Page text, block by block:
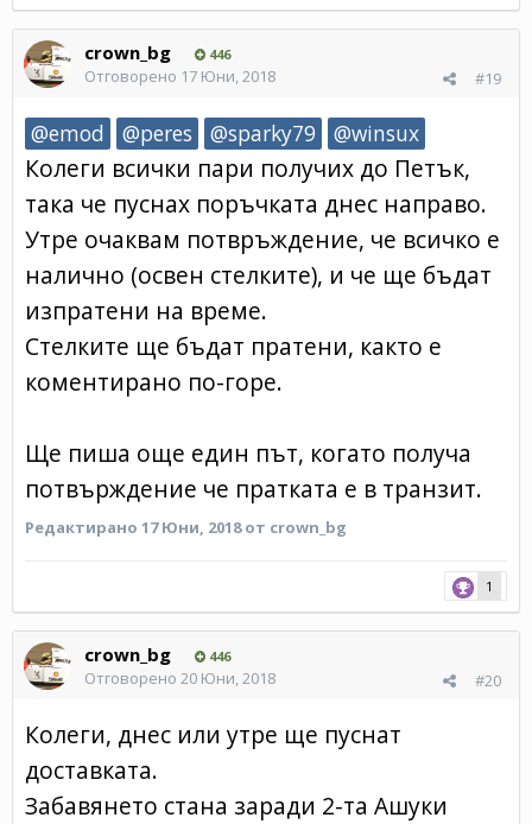
crown_bg 446
#19
Отговорено 17 Юни, 2018
@emod @peres @sparky79 @winsux
Колеги всички пари получих до Петък,
така че пуснах поръчката днес направо.
Утре очаквам потвръждение, че всичко е
налично (освен стелките), и че ще бъдат
изпратени на време.
Стелките ще бъдат пратени, както е
коментирано по-горе.
Ще пиша още един път, когато получа
потвърждение че пратката е в транзит.
Редактирано 17 Юни, 2018от crown_bg
1
crown_bg 446
#20
Отговорено 20 Юни, 2018
Колеги, днес или утре ще пуснат
доставката.
Забавянето стана заради 2-та Ашуки